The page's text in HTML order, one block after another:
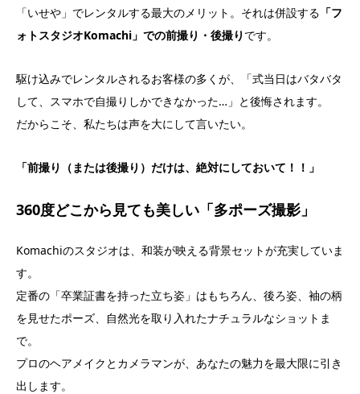
「いせや」でレンタルする最大のメリット。それは併設する 「フ
ォトスタジオKomachi」での前撮り・後撮り です。
駆け込みでレンタルされるお客様の多くが、「式当日はバタバタ
して、スマホで自撮りしかできなかった…」と後悔されます。
だからこそ、私たちは声を大にして言いたい。
「前撮り（または後撮り）だけは、絶対にしておいて！！」
360度どこから見ても美しい「多ポーズ撮影」
Komachiのスタジオは、和装が映える背景セットが充実していま
す。
定番の「卒業証書を持った立ち姿」はもちろん、後ろ姿、袖の柄
を見せたポーズ、自然光を取り入れたナチュラルなショットま
で。
プロのヘアメイクとカメラマンが、あなたの魅力を最大限に引き
出します。